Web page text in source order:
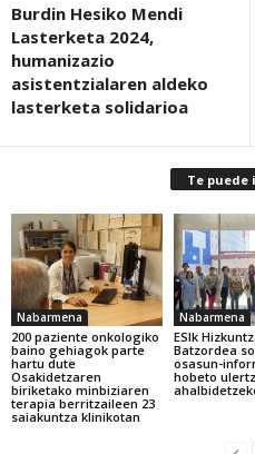
Burdin Hesiko Mendi
Lasterketa 2024,
humanizazio
asistentzialaren aldeko
lasterketa solidarioa
Te puede
Nabarmena
200 paziente onkologiko
baino gehiagok parte
hartu dute
Osakidetzaren
biriketako minbiziaren
terapia berritzaileen 23
saiakuntza klinikotan
Nabarmena
ESIk
Batzordea
osasun-
hobeto